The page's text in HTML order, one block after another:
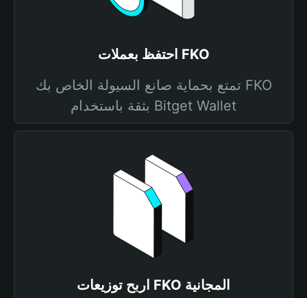
احتفظ بعملات FKO
تمتع بحماية صانع السيولة الخاص بك FKO
بثقة باستخدام Bitget Wallet
اربح توزيعات FKO المجانية